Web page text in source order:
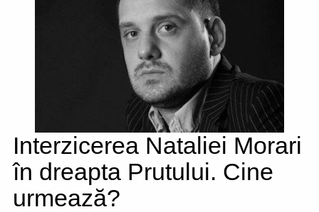
Interzicerea Nataliei Morari
în dreapta Prutului. Cine
urmează?